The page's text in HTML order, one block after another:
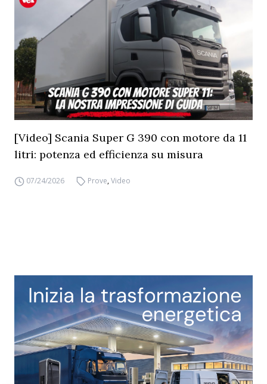
[Video] Scania Super G 390 con motore da 11
litri: potenza ed efficienza su misura
07/24/2026 Prove,Video